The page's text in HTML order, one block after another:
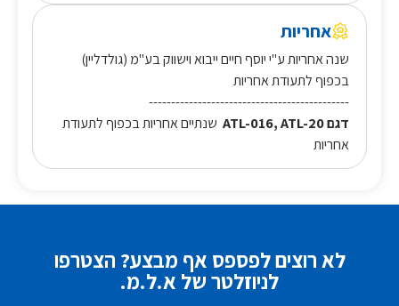
אחריות
שנה אחריות ע"י יוסף חיים ייבוא וישווק בע"מ (גולדליין)
בכפוף לתעודת אחריות
---------------------------------------------
דגם ATL-016, ATL-20
שנתיים אחריות בכפוף לתעודת
אחריות
לא רוצים לפספס אף מבצע? הצטרפו
לניוזלטר של א.ל.מ.